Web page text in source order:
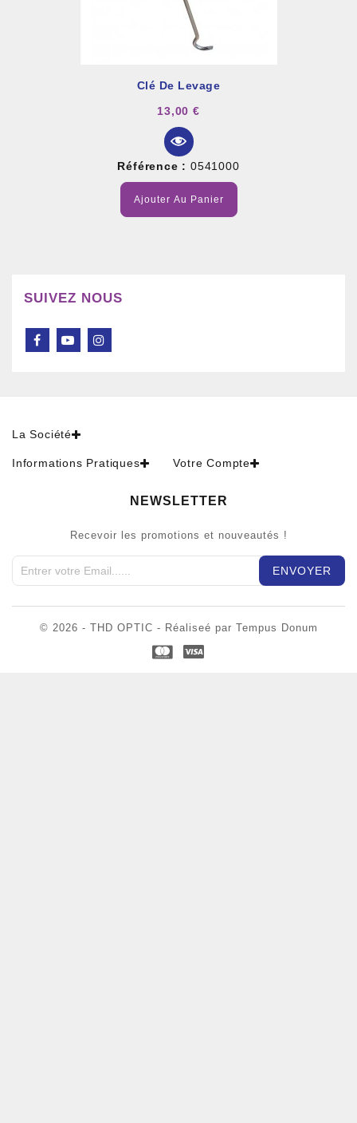
Clé De Levage
13,00 €
Référence : 0541000
Ajouter Au Panier
SUIVEZ NOUS
La Société
Informations Pratiques Votre Compte
NEWSLETTER
Recevoir les promotions et nouveautés !
© 2026 - THD OPTIC - Réaliseé par Tempus Donum